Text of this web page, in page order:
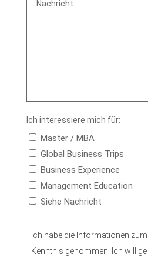
Ich interessiere mich für:
Master / MBA
Global Business Trips
Business Experience
Management Education
Siehe Nachricht
(Pflicht)
Ich habe die Informationen
Kenntnis genommen. Ich